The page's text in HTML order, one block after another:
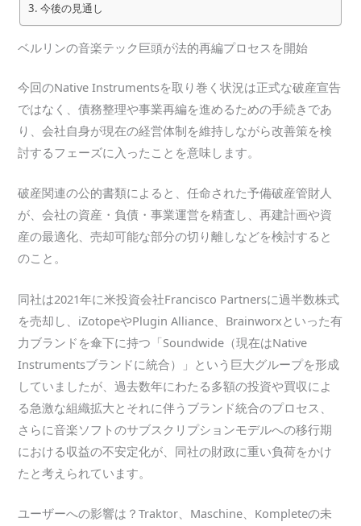
今後の見通し
ベルリンの音楽テック巨頭が法的再編プロセスを開始
今回のNative Instrumentsを取り巻く状況は正式な破産宣告
ではなく、債務整理や事業再編を進めるための手続きであ
り、会社自身が現在の経営体制を維持しながら改善策を検
討するフェーズに入ったことを意味します。
破産関連の公的書類によると、任命された予備破産管財人
が、会社の資産・負債・事業運営を精査し、再建計画や資
産の最適化、売却可能な部分の切り離しなどを検討すると
のこと。
同社は2021年に米投資会社Francisco Partnersに過半数株式
を売却し、iZotopeやPlugin Alliance、Brainworxといった有
力ブランドを傘下に持つ「Soundwide（現在はNative
Instrumentsブランドに統合）」という巨大グループを形成
していましたが、過去数年にわたる多額の投資や買収によ
る急激な組織拡大とそれに伴うブランド統合のプロセス、
さらに音楽ソフトのサブスクリプションモデルへの移行期
における収益の不安定化が、同社の財政に重い負荷をかけ
たと考えられています。
ユーザーへの影響は？Traktor、Maschine、Kompleteの未